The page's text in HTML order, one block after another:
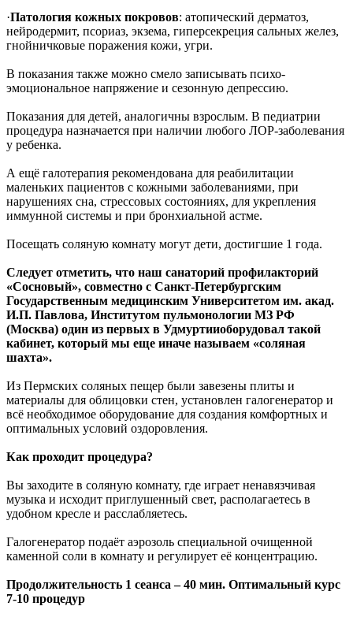
·Патология кожных покровов: атопический дерматоз,
нейродермит, псориаз, экзема, гиперсекреция сальных желез,
гнойничковые поражения кожи, угри.
В показания также можно смело записывать психо-
эмоциональное напряжение и сезонную депрессию.
Показания для детей, аналогичны взрослым. В педиатрии
процедура назначается при наличии любого ЛОР-заболевания
у ребенка.
А ещё галотерапия рекомендована для реабилитации
маленьких пациентов с кожными заболеваниями, при
нарушениях сна, стрессовых состояниях, для укрепления
иммунной системы и при бронхиальной астме.
Посещать соляную комнату могут дети, достигшие 1 года.
Следует отметить, что наш санаторий профилакторий
«Сосновый», совместно с Санкт-Петербургским
Государственным медицинским Университетом им. акад.
И.П. Павлова, Институтом пульмонологии МЗ РФ
(Москва) один из первых в Удмуртииоборудовал такой
кабинет, который мы еще иначе называем «соляная
шахта».
Из Пермских соляных пещер были завезены плиты и
материалы для облицовки стен, установлен галогенератор и
всё необходимое оборудование для создания комфортных и
оптимальных условий оздоровления.
Как проходит процедура?
Вы заходите в соляную комнату, где играет ненавязчивая
музыка и исходит приглушенный свет, располагаетесь в
удобном кресле и расслабляетесь.
Галогенератор подаёт аэрозоль специальной очищенной
каменной соли в комнату и регулирует её концентрацию.
Продолжительность 1 сеанса ‒ 40 мин. Оптимальный курс
7-10 процедур